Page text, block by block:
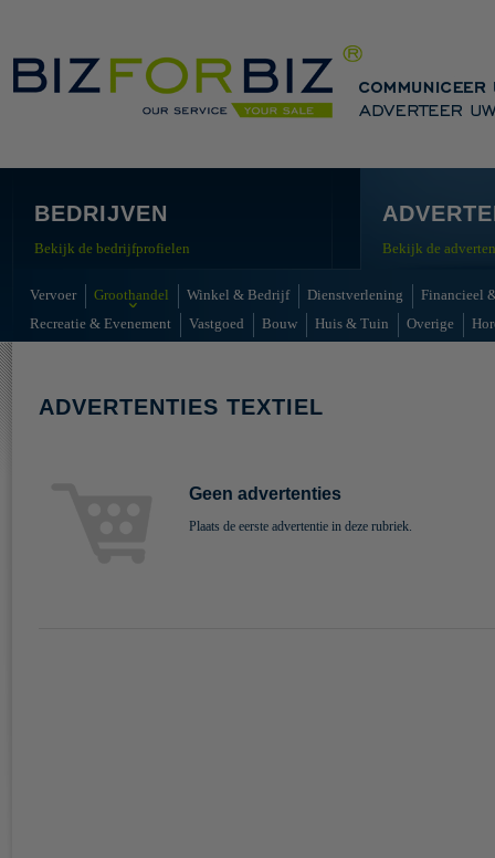
BEDRIJVEN
Bekijk de bedrijfprofielen Bekijk de
Vervoer Groothandel Winkel & Bedrijf Dienstverlening
Financieel
Recreatie & Evenement
Vastgoed Bouw Huis & Tuin Overige
ADVERTENTIES TEXTIEL
Geen advertenties
Plaats de eerste advertentie in deze rubriek.